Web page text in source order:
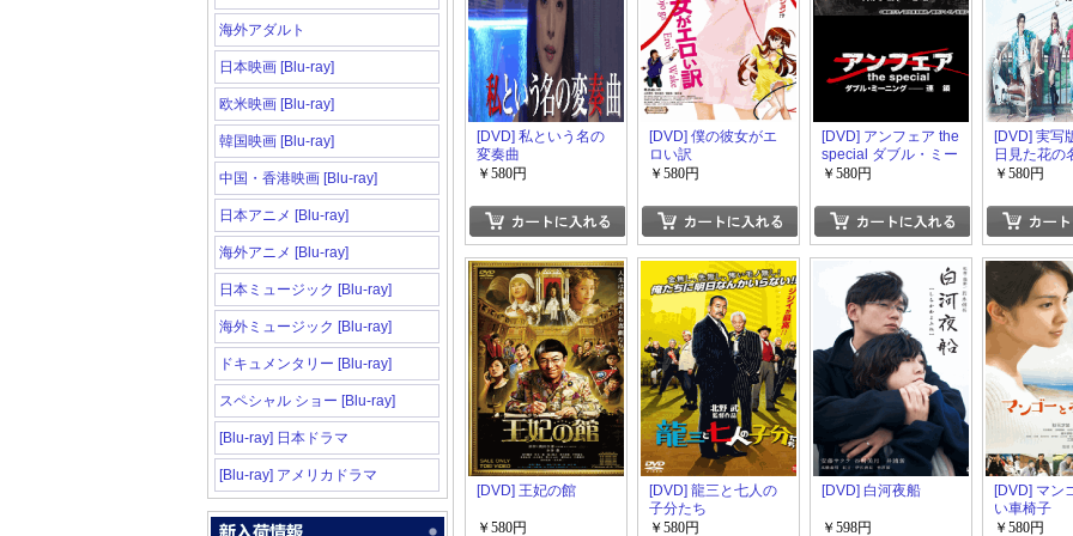
海外アダルト
日本映画 [Blu-ray]
欧米映画 [Blu-ray]
韓国映画 [Blu-ray]
中国・香港映画 [Blu-ray]
日本アニメ [Blu-ray]
海外アニメ [Blu-ray]
日本ミュージック [Blu-ray]
海外ミュージック [Blu-ray]
ドキュメンタリー [Blu-ray]
スペシャル ショー [Blu-ray]
[Blu-ray] 日本ドラマ
[Blu-ray] アメリカドラマ
[DVD] 私という名の
変奏曲
￥580円
[DVD] 僕の彼女がエ
ロい訳
￥580円
[DVD] アンフェア the
special ダブル・ミー
ニング 連鎖
￥580円
[DVD] 実写
日見た花の
達はまだ知
￥580円
[DVD] 王妃の館
￥580円
[DVD] 龍三と七人の
子分たち
￥580円
[DVD] 白河夜船
￥598円
[DVD] マン
い車椅子
￥580円